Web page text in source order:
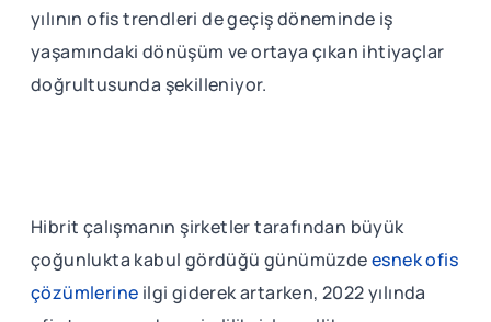
yılının ofis trendleri de geçiş döneminde iş
yaşamındaki dönüşüm ve ortaya çıkan ihtiyaçlar
doğrultusunda şekilleniyor.
Hibrit çalışmanın şirketler tarafından büyük
çoğunlukta kabul gördüğü günümüzdeesnek ofis
çözümlerine ilgi giderek artarken, 2022 yılında